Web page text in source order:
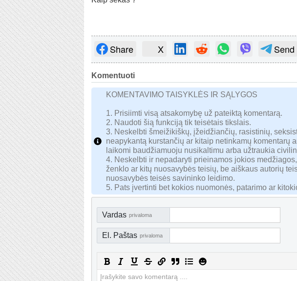
Share X Send
Komentuoti
KOMENTAVIMO TAISYKLĖS IR SĄLYGOS
1. Prisiimti visą atsakomybę už pateiktą komentarą.
2. Naudoti šią funkciją tik teisėtais tikslais.
3. Neskelbti šmeižikiškų, įžeidžiančių, rasistinių,
neapykantą kurstančių ar kitaip netinkamų komentarų
laikomi baudžiamuoju nusikaltimu arba užtraukia
4. Neskelbti ir nepadaryti prieinamos jokios
ženklo ar kitų nuosavybės teisių, be aiškaus autorių
nuosavybės teisės savininko leidimo.
5. Pats įvertinti bet kokios nuomonės, patarimo ar
Vardas privaloma
El. Paštas privaloma